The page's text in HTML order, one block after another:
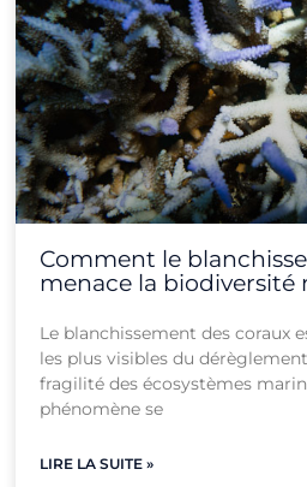
Comment le
menace la biodiversité
Le blanchissement des coraux
les plus visibles du
fragilité des écosystèmes
phénomène se
LIRE LA SUITE »